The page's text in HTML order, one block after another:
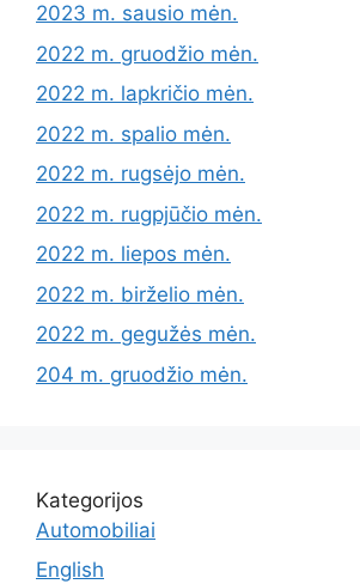
2023 m. sausio mėn.
2022 m. gruodžio mėn.
2022 m. lapkričio mėn.
2022 m. spalio mėn.
2022 m. rugsėjo mėn.
2022 m. rugpjūčio mėn.
2022 m. liepos mėn.
2022 m. birželio mėn.
2022 m. gegužės mėn.
204 m. gruodžio mėn.
Kategorijos
Automobiliai
English